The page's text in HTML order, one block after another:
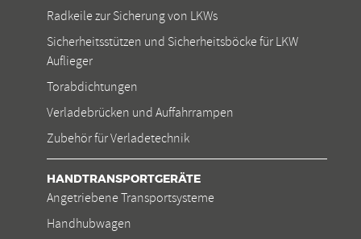
Radkeile zur Sicherung von LKWs
Sicherheitsstützen und Sicherheitsböcke für LKW
Auflieger
Torabdichtungen
Verladebrücken und Auffahrrampen
Zubehör für Verladetechnik
HANDTRANSPORTGERÄTE
Angetriebene Transportsysteme
Handhubwagen